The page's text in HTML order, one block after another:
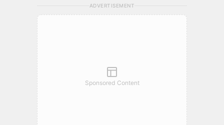
ADVERTISEMENT
Sponsored Content